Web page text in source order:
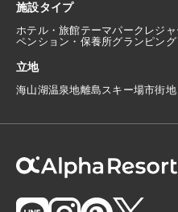
施設タイプ
ホテル・旅館テーマパーク レジ
ペンション・保養所グランピン
立地
海山湖温泉地離島スキー場市街地